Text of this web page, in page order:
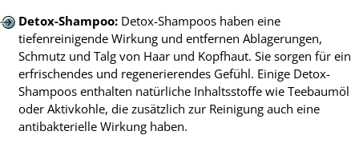
Detox-Shampoo:Detox-Shampoos haben eine
tiefenreinigende Wirkung und entfernen Ablagerungen,
Schmutz und Talg von Haar und Kopfhaut. Sie sorgen für ein
erfrischendes und regenerierendes Gefühl. Einige Detox-
Shampoos enthalten natürliche Inhaltsstoffe wie Teebaumöl
oder Aktivkohle, die zusätzlich zur Reinigung auch eine
antibakterielle Wirkung haben.